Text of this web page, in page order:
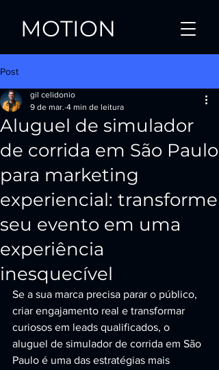
MOTION
Post
Aluguel de simulador
de corrida em São Paulo
para marketing
experiencial: transforme
seu evento em uma
experiência
inesquecível
gil celidonio
9 de mar. 4 min de leitura
Se a sua marca precisa parar o público,
criar engajamento real e transformar
curiosos em leads qualificados, o
aluguel de simulador de corrida em São
Paulo é uma das estratégias mais